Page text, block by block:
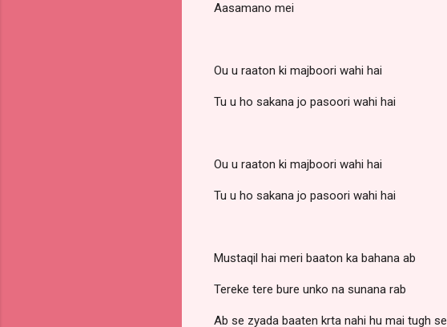
Aasamano mei
Ou u raaton ki majboori wahi hai
Tu u ho sakana jo pasoori wahi hai
Ou u raaton ki majboori wahi hai
Tu u ho sakana jo pasoori wahi hai
Mustaqil hai meri baaton ka bahana ab
Tereke tere bure unko na sunana rab
Ab se zyada baaten krta nahi hu mai tugh se